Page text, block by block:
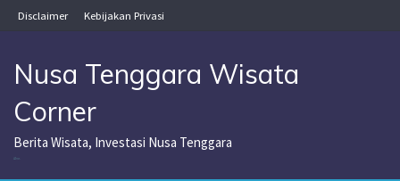
Skip
to
Disclaimer Kebijakan Privasi
Nusa Tenggara Wisata
Corner
Berita Wisata, Investasi Nusa Tenggara